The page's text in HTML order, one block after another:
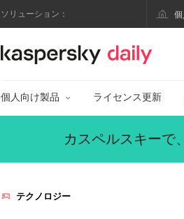
ソリューション：
カスペルスキー
個人向け製品 ライセンス更新
カスペルスキーで
テクノロジー